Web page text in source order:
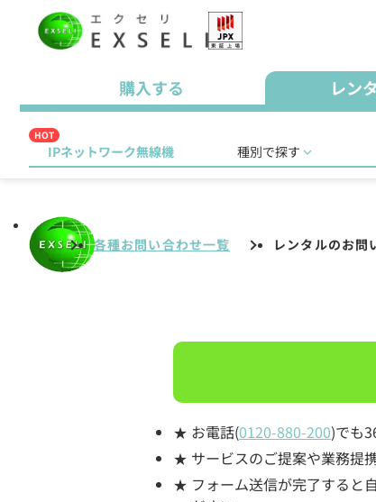
購入する レン
HOT
IPネットワーク無線機 種別で探す
各種お問い合わせ一覧 レンタルのお問
お電話(0120-880-200)でも
サービスのご提案や業務提
フォーム送信が完了すると